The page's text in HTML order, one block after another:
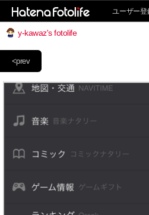
ユーザー登
y-kawaz's fotolife
<prev